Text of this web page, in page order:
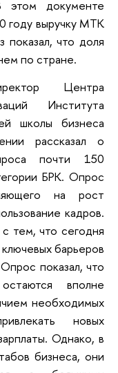
этом документе
году выручку МТК
что доля
по стране.
Центра
Института
школы бизнеса
рассказал о
почти 150
БРК. Опрос
на рост
кадров.
тем, что сегодня
барьеров
показал, что
вполне
необходимых
новых
Однако, в
бизнеса, они